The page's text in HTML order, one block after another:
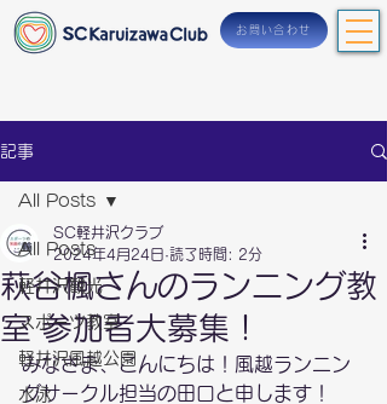
お問い合わせ
記事
All Posts
軽井沢観光
スポーツ教室
軽井沢風越公園
水泳
All Posts
萩谷楓さんのランニング教
室 参加者大募集！
SC軽井沢クラブ
2024年4月24日 読了時間: 2分
みなさま、こんにちは！風越ランニン
グサークル担当の田口と申します！